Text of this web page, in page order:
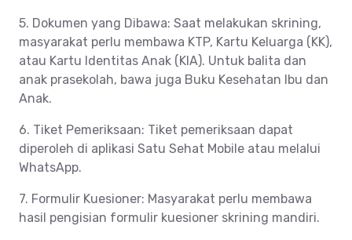
5. Dokumen yang Dibawa: Saat melakukan skrining,
masyarakat perlu membawa KTP, Kartu Keluarga (KK),
atau Kartu Identitas Anak (KIA). Untuk balita dan
anak prasekolah, bawa juga Buku Kesehatan Ibu dan
Anak.
6. Tiket Pemeriksaan: Tiket pemeriksaan dapat
diperoleh di aplikasi Satu Sehat Mobile atau melalui
WhatsApp.
7. Formulir Kuesioner: Masyarakat perlu membawa
hasil pengisian formulir kuesioner skrining mandiri.